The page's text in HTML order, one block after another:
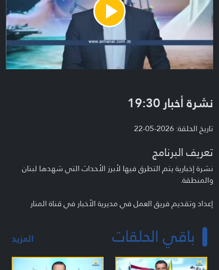
Play
Video
نشرة أخبار 19:30
تاريخ الحلقة: 2026-05-22
تعريف البرنامج
نشرة إخبارية يتم التطرق فيها لأبرز الأحداث التي شهدها لبنان
والمنطقة.
إعداد وتقديم فريق العمل في مديرية الأخبار في قناة المنار
باقي الحلقات المزيد